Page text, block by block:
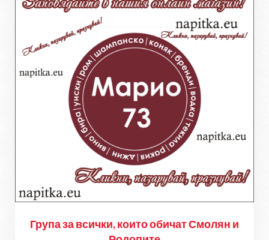
Група за всички, които обичат Смолян и